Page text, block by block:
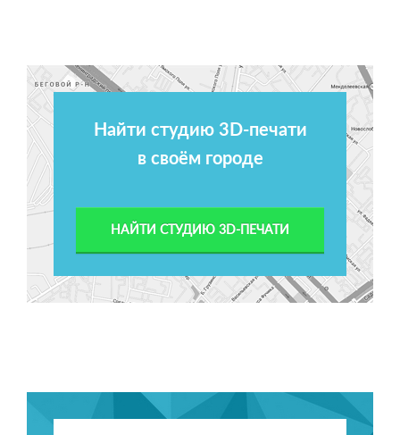
Найти студию 3D-печати
в своём городе
НАЙТИ СТУДИЮ 3D-ПЕЧАТИ